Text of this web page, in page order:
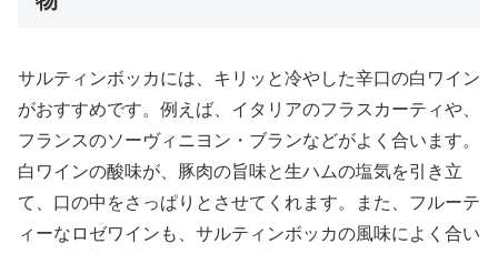
サルティンボッカには、キリッと冷やした辛口の白ワイン
がおすすめです。例えば、イタリアのフラスカーティや、
フランスのソーヴィニヨン・ブランなどがよく合います。
白ワインの酸味が、豚肉の旨味と生ハムの塩気を引き立
て、口の中をさっぱりとさせてくれます。また、フルーテ
ィーなロゼワインも、サルティンボッカの風味によく合い